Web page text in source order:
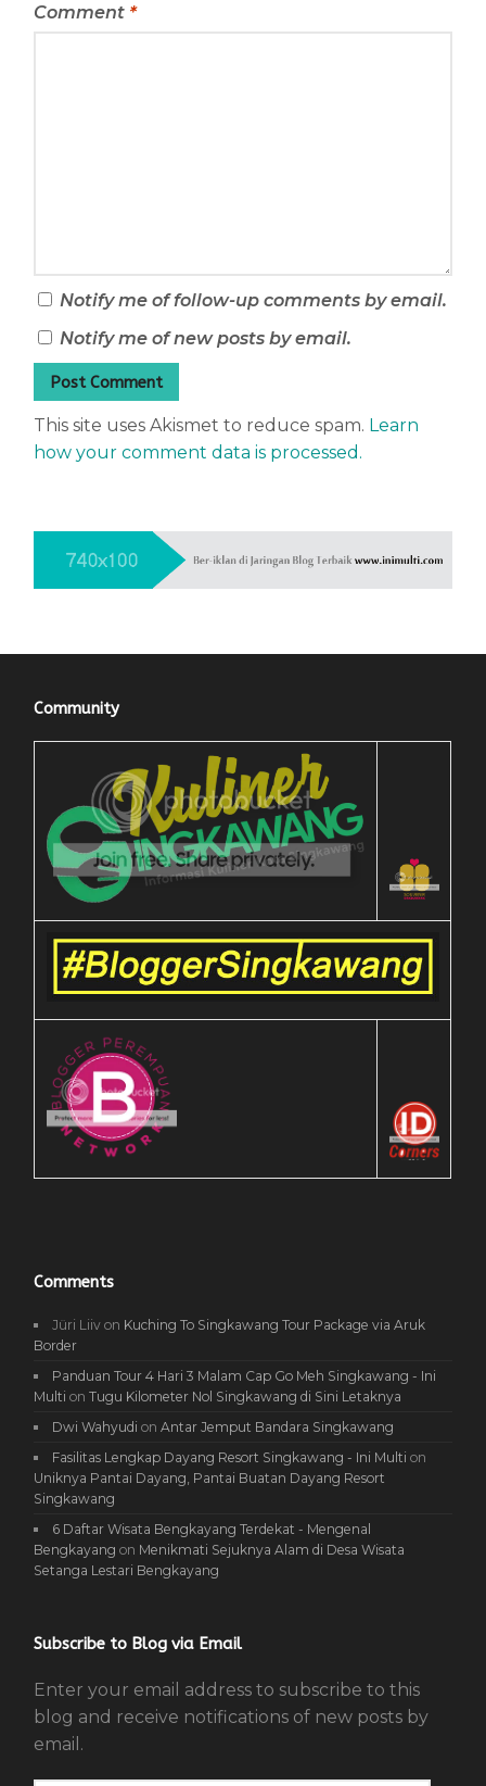
Comment *
Notify me of follow-up comments by email.
Notify me of new posts by email.
This site uses Akismet to reduce spam. Learn
how your comment data is processed.
Community
Comments
Jüri Liiv on Kuching To Singkawang Tour Package via Aruk
Border
Panduan Tour 4 Hari 3 Malam Cap Go Meh Singkawang - Ini
Multi onTugu Kilometer Nol Singkawang di Sini Letaknya
Dwi Wahyudi onAntar Jemput Bandara Singkawang
Fasilitas Lengkap Dayang Resort Singkawang - Ini Multi on
Uniknya Pantai Dayang, Pantai Buatan Dayang Resort
Singkawang
6 Daftar Wisata Bengkayang Terdekat - Mengenal
Bengkayang on Menikmati Sejuknya Alam di Desa Wisata
Setanga Lestari Bengkayang
Subscribe to Blog via Email
Enter your email address to subscribe to this
blog and receive notifications of new posts by
email.